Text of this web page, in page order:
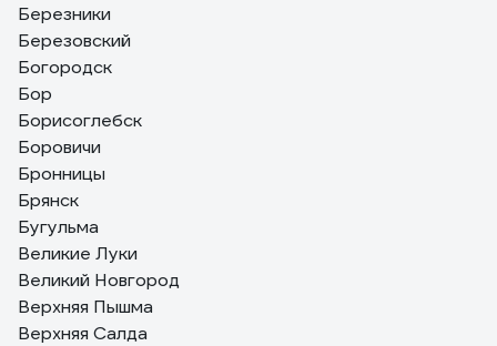
Березники
Березовский
Богородск
Бор
Борисоглебск
Боровичи
Бронницы
Брянск
Бугульма
Великие Луки
Великий Новгород
Верхняя Пышма
Верхняя Салда